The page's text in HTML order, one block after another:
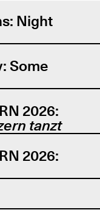
Night
Some
2026:
tanzt
2026: